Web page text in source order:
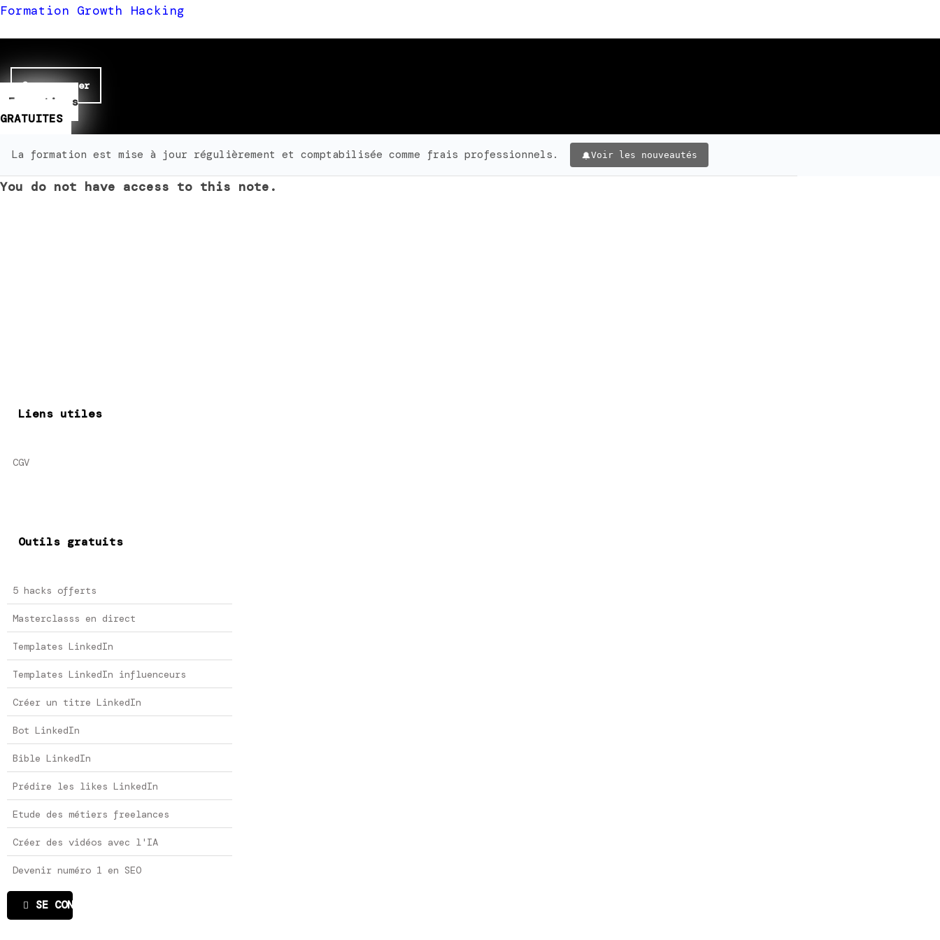
Formation Growth Hacking
Se connecter
Formations
GRATUITES
La formation est mise à jour régulièrement et comptabilisée comme frais professionnels. Voir les nouveautés
You do not have access to this note.
Liens utiles
CGV
Outils gratuits
5 hacks offerts
Masterclasss en direct
Templates LinkedIn
Templates LinkedIn influenceurs
Créer un titre LinkedIn
Bot LinkedIn
Bible LinkedIn
Prédire les likes LinkedIn
Etude des métiers freelances
Créer des vidéos avec l'IA
Devenir numéro 1 en SEO
SE CONNECTER